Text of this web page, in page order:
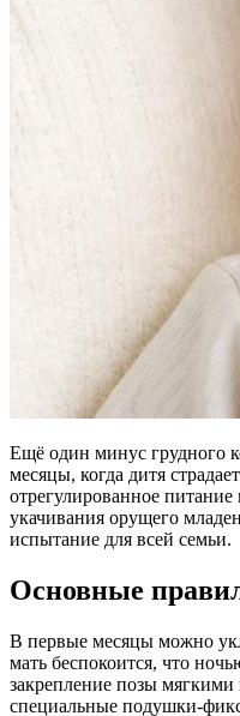
Ещё один минус грудного
месяцы, когда дитя
отрегулированное
укачивания орущего
испытание для всей семьи.
Основные
В первые месяцы можно
мать беспокоится, что
закрепление позы
специальные подушки-